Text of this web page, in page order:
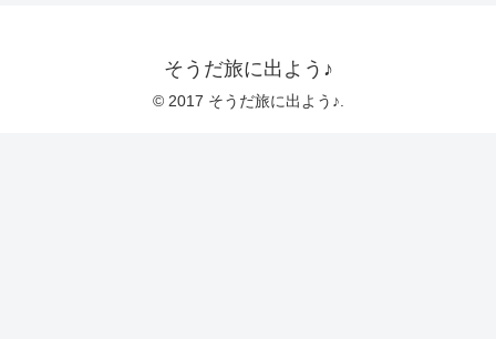
そうだ旅に出よう♪
© 2017 そうだ旅に出よう♪.